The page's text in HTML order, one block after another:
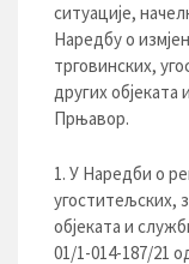
ситуације,
Наредбу о
трговинских,
других
Прњавор.
У Наредби о
угоститељских,
објеката и
01/1-014-187/21